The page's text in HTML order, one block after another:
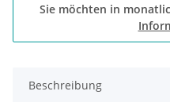
Sie möchten in
Beschreibung